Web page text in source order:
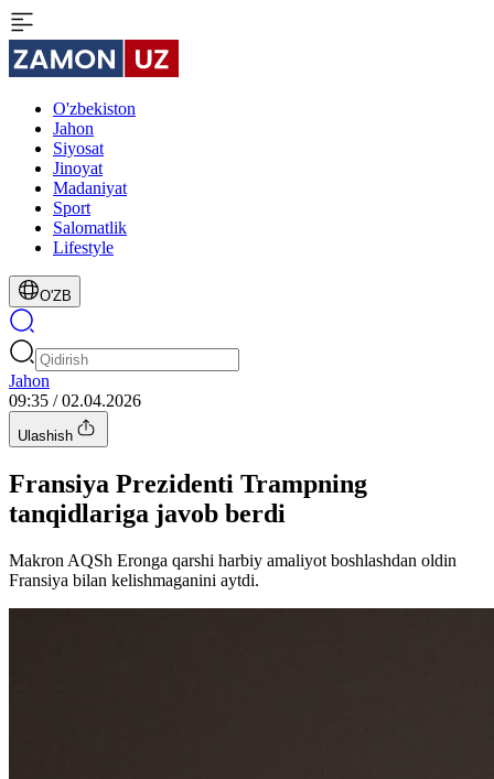
O'zbekiston
Jahon
Siyosat
Jinoyat
Madaniyat
Sport
Salomatlik
Lifestyle
O'ZB
Jahon
09:35 / 02.04.2026
Ulashish
Fransiya Prezidenti Trampning
tanqidlariga javob berdi
Makron AQSh Eronga qarshi harbiy amaliyot boshlashdan oldin
Fransiya bilan kelishmaganini aytdi.